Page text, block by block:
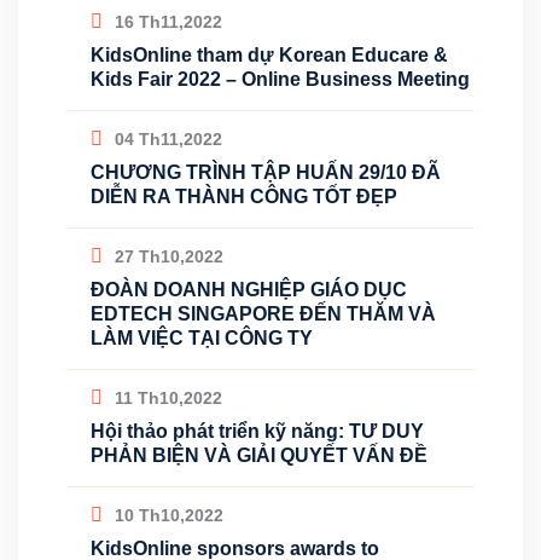
16 Th11,2022
KidsOnline tham dự Korean Educare &
Kids Fair 2022 – Online Business Meeting
04 Th11,2022
CHƯƠNG TRÌNH TẬP HUẤN 29/10 ĐÃ
DIỄN RA THÀNH CÔNG TỐT ĐẸP
27 Th10,2022
ĐOÀN DOANH NGHIỆP GIÁO DỤC
EDTECH SINGAPORE ĐẾN THĂM VÀ
LÀM VIỆC TẠI CÔNG TY
11 Th10,2022
Hội thảo phát triển kỹ năng: TƯ DUY
PHẢN BIỆN VÀ GIẢI QUYẾT VẤN ĐỀ
10 Th10,2022
KidsOnline sponsors awards to